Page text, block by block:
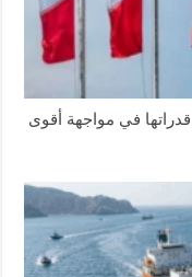
في مواجهة أقوى